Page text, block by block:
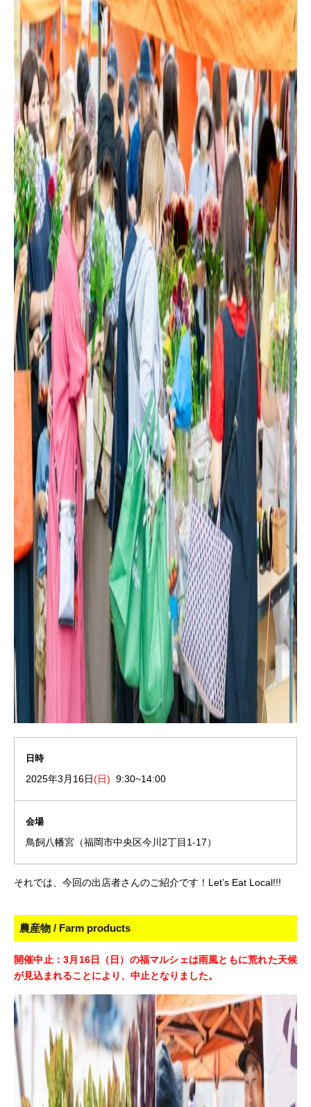
日時
2025年3月16日(日) 9:30~14:00
会場
鳥飼八幡宮（福岡市中央区今川2丁目1-17）
それでは、今回の出店者さんのご紹介です！Let’s Eat Local!!!
農産物 / Farm products
開催中止：3月16日（日）の福マルシェは雨風ともに荒れた天候
が見込まれることにより、中止となりました。